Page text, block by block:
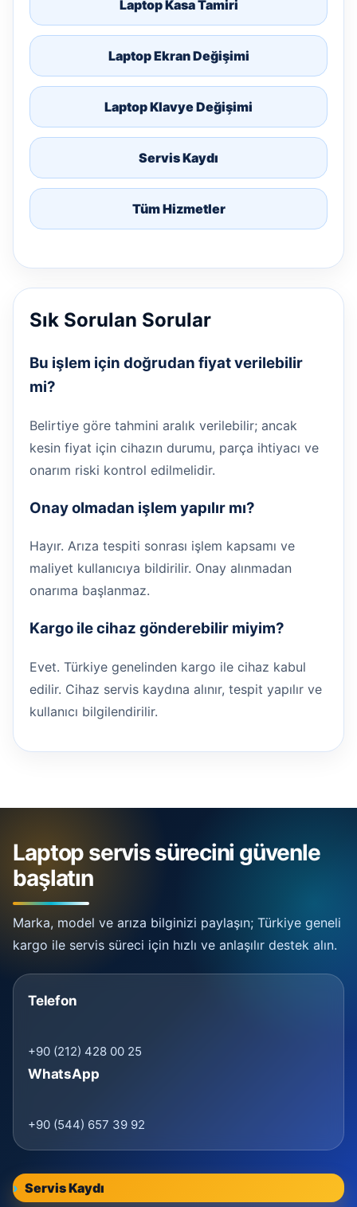
Laptop Kasa Tamiri
Laptop Ekran Değişimi
Laptop Klavye Değişimi
Servis Kaydı
Tüm Hizmetler
Sık Sorulan Sorular
Bu işlem için doğrudan fiyat verilebilir
mi?
Belirtiye göre tahmini aralık verilebilir; ancak
kesin fiyat için cihazın durumu, parça ihtiyacı ve
onarım riski kontrol edilmelidir.
Onay olmadan işlem yapılır mı?
Hayır. Arıza tespiti sonrası işlem kapsamı ve
maliyet kullanıcıya bildirilir. Onay alınmadan
onarıma başlanmaz.
Kargo ile cihaz gönderebilir miyim?
Evet. Türkiye genelinden kargo ile cihaz kabul
edilir. Cihaz servis kaydına alınır, tespit yapılır ve
kullanıcı bilgilendirilir.
Laptop servis sürecini güvenle
başlatın
Marka, model ve arıza bilginizi paylaşın; Türkiye geneli
kargo ile servis süreci için hızlı ve anlaşılır destek alın.
Telefon
+90 (212) 428 00 25
WhatsApp
+90 (544) 657 39 92
Servis Kaydı